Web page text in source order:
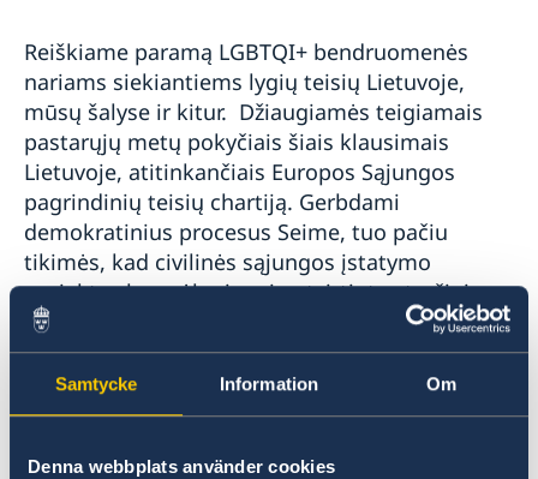
Samtycke Information Om
Denna webbplats använder cookies
Reiškiame paramą LGBTQI+ bendruomenės
nariams siekiantiems lygių teisių Lietuvoje,
mūsų šalyse ir kitur. Džiaugiamės teigiamais
pastarųjų metų pokyčiais šiais klausimais
Lietuvoje, atitinkančiais Europos Sąjungos
pagrindinių teisių chartiją. Gerbdami
demokratinius procesus Seime, tuo pačiu
tikimės, kad civilinės sąjungos įstatymo
projektas bus sėkmingai patvirtintas trečiojo
svarstymo metu, tuo įtvirtinant civilinę sąjungą,
suteikiančią kai kurias santuokai būdingas
teises ir privilegijas, įskaitant bendrą dalinę
nuosavybę ir galimybę partneriams atstovauti